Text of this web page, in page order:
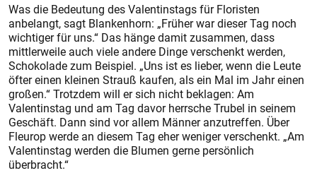
Was die Bedeutung des Valentinstags für Floristen
anbelangt, sagt Blankenhorn: „Früher war dieser Tag noch
wichtiger für uns.“ Das hänge damit zusammen, dass
mittlerweile auch viele andere Dinge verschenkt werden,
Schokolade zum Beispiel. „Uns ist es lieber, wenn die Leute
öfter einen kleinen Strauß kaufen, als ein Mal im Jahr einen
großen.“ Trotzdem will er sich nicht beklagen: Am
Valentinstag und am Tag davor herrsche Trubel in seinem
Geschäft. Dann sind vor allem Männer anzutreffen. Über
Fleurop werde an diesem Tag eher weniger verschenkt. „Am
Valentinstag werden die Blumen gerne persönlich
überbracht.“